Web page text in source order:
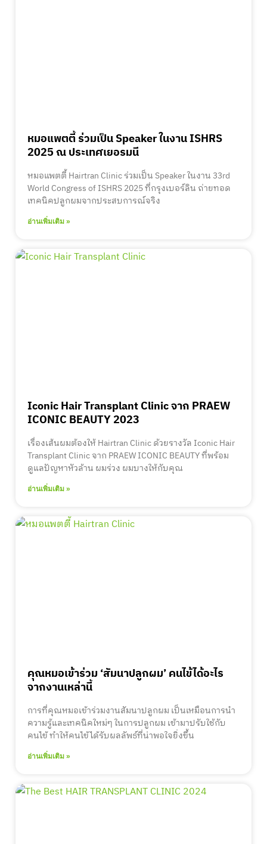
หมอแพตตี้ ร่วมเป็น Speaker ในงาน ISHRS
2025 ณ ประเทศเยอรมนี
หมอแพตตี้ Hairtran Clinic ร่วมเป็น Speaker ในงาน 33rd
World Congress of ISHRS 2025 ที่กรุงเบอร์ลิน ถ่ายทอด
เทคนิคปลูกผมจากประสบการณ์จริง
อ่านเพิ่มเติม »
Iconic Hair Transplant Clinic จาก PRAEW
ICONIC BEAUTY 2023
เรื่องเส้นผมต้องให้ Hairtran Clinic ด้วยรางวัล Iconic Hair
Transplant Clinic จาก PRAEW ICONIC BEAUTY ที่พร้อม
ดูแลปัญหาหัวล้าน ผมร่วง ผมบางให้กับคุณ
อ่านเพิ่มเติม »
คุณหมอเข้าร่วม ‘สัมนาปลูกผม’ คนไข้ได้อะไร
จากงานเหล่านี้
การที่คุณหมอเข้าร่วมงานสัมนาปลูกผม เป็นเหมือนการนำ
ความรู้และเทคนิคใหม่ๆ ในการปลูกผม เข้ามาปรับใช้กับ
คนไข้ ทำให้คนไข้ได้รับผลลัพธ์ที่น่าพอใจยิ่งขึ้น
อ่านเพิ่มเติม »